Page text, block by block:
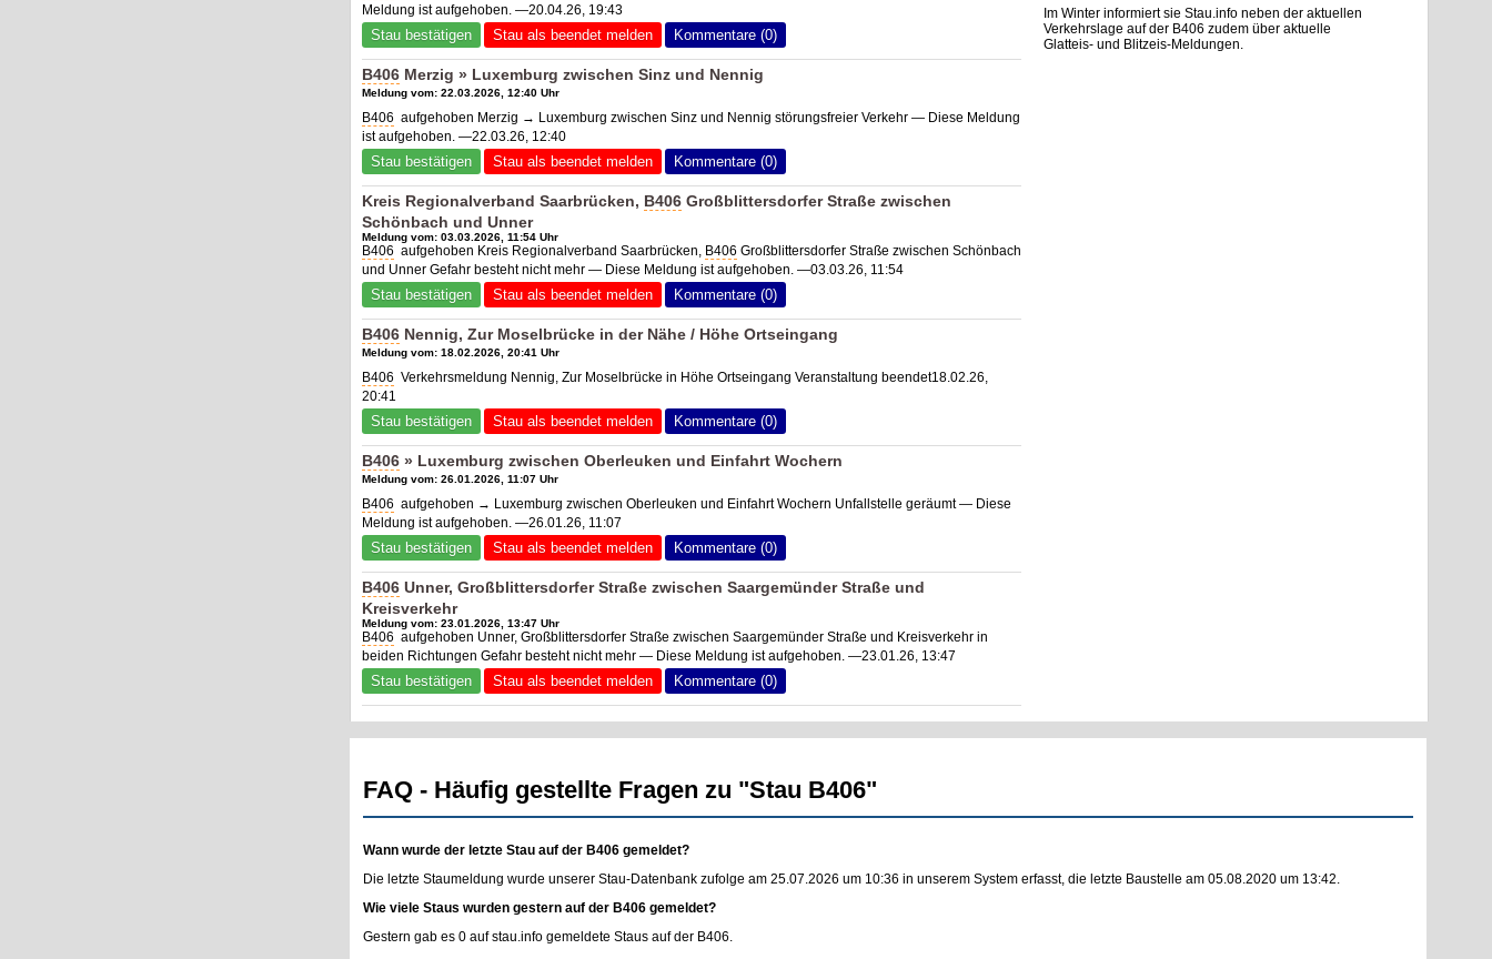
Meldung ist aufgehoben. —20.04.26, 19:43
Stau bestätigen Stau als beendet melden Kommentare (0)
B406 Merzig » Luxemburg zwischen Sinz und Nennig
Meldung vom: 22.03.2026, 12:40 Uhr
B406 aufgehoben Merzig → Luxemburg zwischen Sinz und Nennig störungsfreier Verkehr — Diese Meldung
ist aufgehoben. —22.03.26, 12:40
Stau bestätigen Stau als beendet melden Kommentare (0)
Kreis Regionalverband Saarbrücken, B406 Großblittersdorfer Straße zwischen
Schönbach und Unner
Meldung vom: 03.03.2026, 11:54 Uhr
B406 aufgehoben Kreis Regionalverband Saarbrücken, B406 Großblittersdorfer Straße zwischen Schönbach
und Unner Gefahr besteht nicht mehr — Diese Meldung ist aufgehoben. —03.03.26, 11:54
Stau bestätigen Stau als beendet melden Kommentare (0)
B406 Nennig, Zur Moselbrücke in der Nähe / Höhe Ortseingang
Meldung vom: 18.02.2026, 20:41 Uhr
B406 Verkehrsmeldung Nennig, Zur Moselbrücke in Höhe Ortseingang Veranstaltung beendet18.02.26,
20:41
Stau bestätigen Stau als beendet melden Kommentare (0)
B406 » Luxemburg zwischen Oberleuken und Einfahrt Wochern
Meldung vom: 26.01.2026, 11:07 Uhr
B406 aufgehoben → Luxemburg zwischen Oberleuken und Einfahrt Wochern Unfallstelle geräumt — Diese
Meldung ist aufgehoben. —26.01.26, 11:07
Stau bestätigen Stau als beendet melden Kommentare (0)
B406 Unner, Großblittersdorfer Straße zwischen Saargemünder Straße und
Kreisverkehr
Meldung vom: 23.01.2026, 13:47 Uhr
B406 aufgehoben Unner, Großblittersdorfer Straße zwischen Saargemünder Straße und Kreisverkehr in
beiden Richtungen Gefahr besteht nicht mehr — Diese Meldung ist aufgehoben. —23.01.26, 13:47
Stau bestätigen Stau als beendet melden Kommentare (0)
Im Winter informiert sie Stau.info neben der aktuellen
Verkehrslage auf der B406 zudem über aktuelle
Glatteis- und Blitzeis-Meldungen.
FAQ - Häufig gestellte Fragen zu "Stau B406"
Wann wurde der letzte Stau auf der B406 gemeldet?
Die letzte Staumeldung wurde unserer Stau-Datenbank zufolge am 25.07.2026 um 10:36 in unserem System erfasst, die letzte Baustelle am 05.08.2020 um 13:42.
Wie viele Staus wurden gestern auf der B406 gemeldet?
Gestern gab es 0 aufstau.info gemeldete Staus auf der B406.